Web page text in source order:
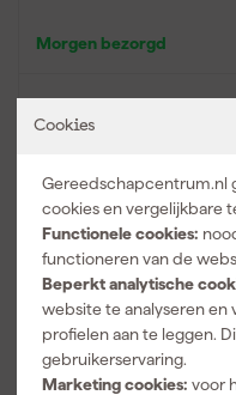
Cookies
Gereedschapcentrum.nl
cookies en vergelijkbare
Functionele cookies:
functioneren van de
Beperkt analytische
website te analyseren
profielen aan te leggen.
gebruikerservaring.
Marketing cookies: voor
Morgen bezorgd
339,21
Vergelijk